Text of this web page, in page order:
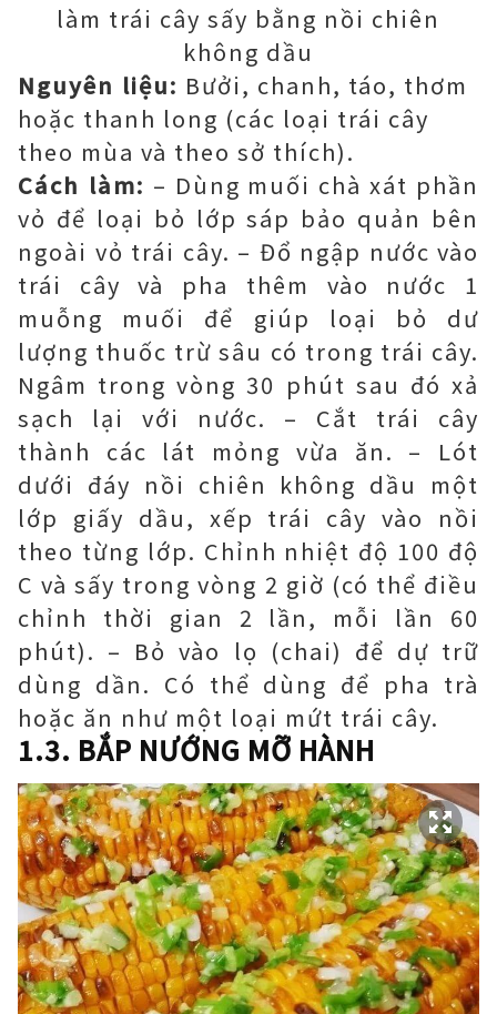
làm trái cây sấy bằng nồi chiên
không dầu
Nguyên liệu: Bưởi, chanh, táo, thơm
hoặc thanh long (các loại trái cây
theo mùa và theo sở thích).
Cách làm: – Dùng muối chà xát phần
vỏ để loại bỏ lớp sáp bảo quản bên
ngoài vỏ trái cây. – Đổ ngập nước vào
trái cây và pha thêm vào nước 1
muỗng muối để giúp loại bỏ dư
lượng thuốc trừ sâu có trong trái cây.
Ngâm trong vòng 30 phút sau đó xả
sạch lại với nước. – Cắt trái cây
thành các lát mỏng vừa ăn. – Lót
dưới đáy nồi chiên không dầu một
lớp giấy dầu, xếp trái cây vào nồi
theo từng lớp. Chỉnh nhiệt độ 100 độ
C và sấy trong vòng 2 giờ (có thể điều
chỉnh thời gian 2 lần, mỗi lần 60
phút). – Bỏ vào lọ (chai) để dự trữ
dùng dần. Có thể dùng để pha trà
hoặc ăn như một loại mứt trái cây.
1.3. BẮP NƯỚNG MỠ HÀNH